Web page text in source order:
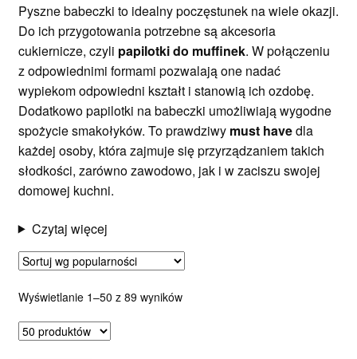
Pyszne babeczki to idealny poczęstunek na wiele okazji.
Do ich przygotowania potrzebne są akcesoria
cukiernicze, czyli papilotki do muffinek. W połączeniu
z odpowiednimi formami pozwalają one nadać
wypiekom odpowiedni kształt i stanowią ich ozdobę.
Dodatkowo papilotki na babeczki umożliwiają wygodne
spożycie smakołyków. To prawdziwymust havedla
każdej osoby, która zajmuje się przyrządzaniem takich
słodkości, zarówno zawodowo, jak i w zaciszu swojej
domowej kuchni.
Czytaj więcej
Wyświetlanie 1–50 z 89 wynikówPosortowane